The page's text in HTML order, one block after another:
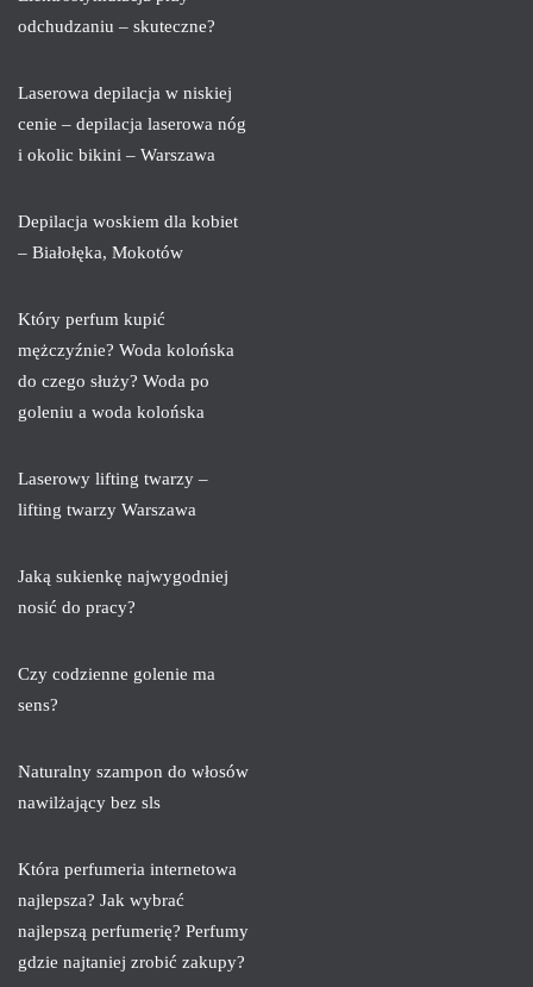
odchudzaniu – skuteczne?
Laserowa depilacja w niskiej
cenie – depilacja laserowa nóg
i okolic bikini – Warszawa
Depilacja woskiem dla kobiet
– Białołęka, Mokotów
Który perfum kupić
mężczyźnie? Woda kolońska
do czego służy? Woda po
goleniu a woda kolońska
Laserowy lifting twarzy –
lifting twarzy Warszawa
Jaką sukienkę najwygodniej
nosić do pracy?
Czy codzienne golenie ma
sens?
Naturalny szampon do włosów
nawilżający bez sls
Która perfumeria internetowa
najlepsza? Jak wybrać
najlepszą perfumerię? Perfumy
gdzie najtaniej zrobić zakupy?